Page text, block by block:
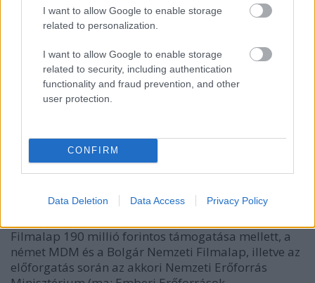
I want to allow Google to enable storage
related to personalization.
I want to allow Google to enable storage
related to security, including authentication
functionality and fraud prevention, and other
user protection.
CONFIRM
Data Deletion Data Access Privacy Policy
A korokon átívelő, gazdag látványvilághoz a ruhákat
Szakács Györgyitervezte, a korabeli belsőket
Einhorn Zsuzsaés berendező csapata biztosítja. A
film magyarországi producereGarami Gábor
Fekete Ibolya elmondta, az ő kitartása nélkül nem
magyar filmfinanszírozás évekig tartó átalakítása is.
(CinemaFilm), német (NikoFilm) és bolgár (Kaboal
Filmalap 190 millió forintos támogatása mellett, a
német MDM és a Bolgár Nemzeti Filmalap, illetve az
előforgatás során az akkori Nemzeti Erőforrás